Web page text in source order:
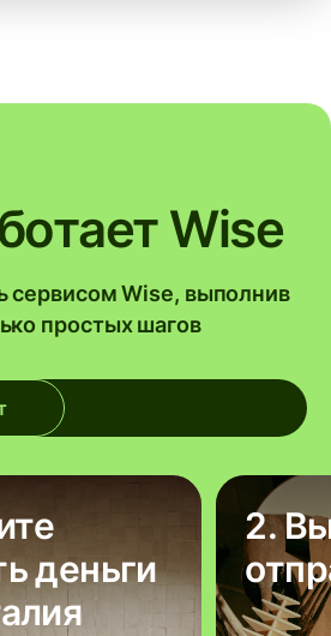
Wise
сервисом Wise, выполнив
простых шагов
деньги
2.